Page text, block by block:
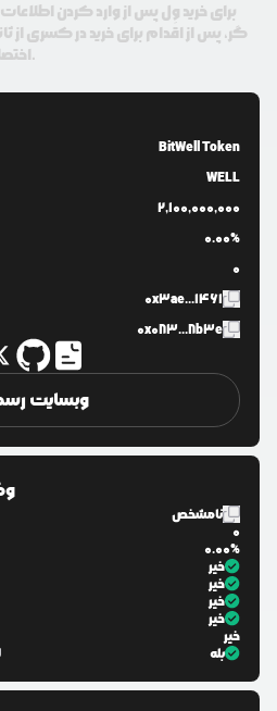
برای خرید وِل پس از وارد کردن
گر، پس از اقدام برای خرید در کسری از
اختصاصی شما قابل مشاهده میباشد.
BitWell Token
WELL
2,100,000,000
0.00%
0
0x3ae...1461
0x083...8b3e
وبسایت
نامشخص
0
0.00%
خیر
خیر
خیر
خیر
خیر
بله